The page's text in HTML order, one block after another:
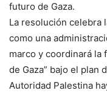
futuro de Gaza.
La resolución celebra
como una
marco y coordinará la
de Gaza” bajo el plan
Autoridad Palestina